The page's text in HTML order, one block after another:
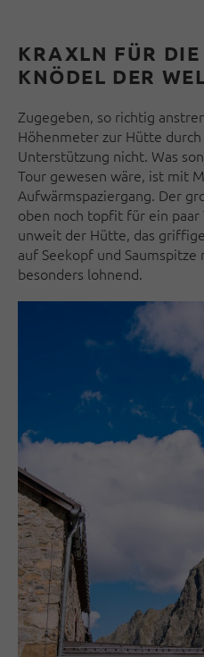
KRAXLN FÜR DIE
KNÖDEL DER
Zugegeben, so richtig
Höhenmeter zur Hütte durch
Unterstützung nicht. Was
Tour gewesen wäre, ist mit
Aufwärmspaziergang. Der
oben noch topfit für ein
unweit der Hütte, das
auf Seekopf und Saumspitze
besonders lohnend.